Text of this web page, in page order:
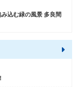
込む緑の風景 多良間